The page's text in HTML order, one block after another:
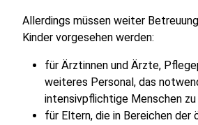
Allerdings müssen weiter
Kinder vorgesehen werden:
für Ärztinnen und Ärzte,
weiteres Personal, das
intensivpflichtige Menschen zu
für Eltern, die in Bereichen